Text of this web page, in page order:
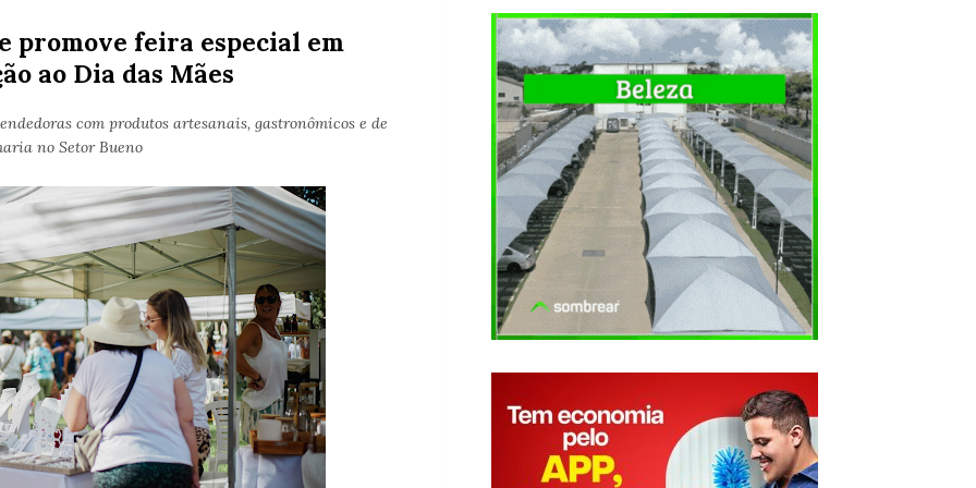
feira especial em
ao Dia das Mães
com produtos artesanais, gastronômicos e de
no Setor Bueno